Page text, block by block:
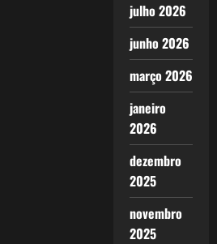
julho 2026
junho 2026
março 2026
janeiro
2026
dezembro
2025
novembro
2025